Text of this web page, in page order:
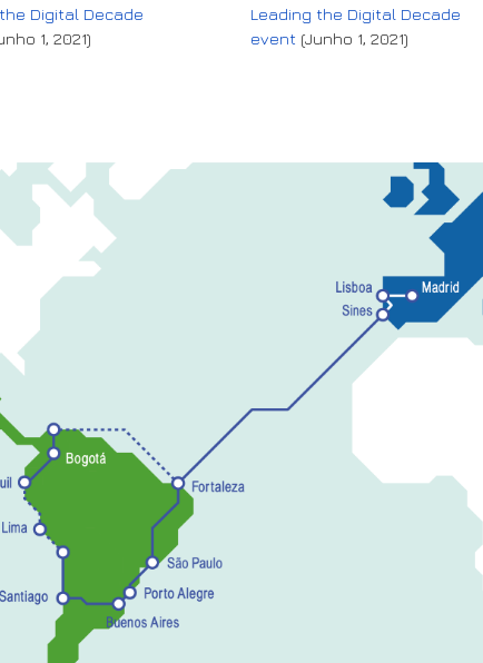
Digital Decade
1, 2021)
Leading the Digital Decade
event (Junho 1, 2021)